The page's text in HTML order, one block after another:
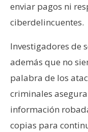
enviar pagos ni
ciberdelincuentes.
Investigadores de
además que no
palabra de los
criminales
información
copias para